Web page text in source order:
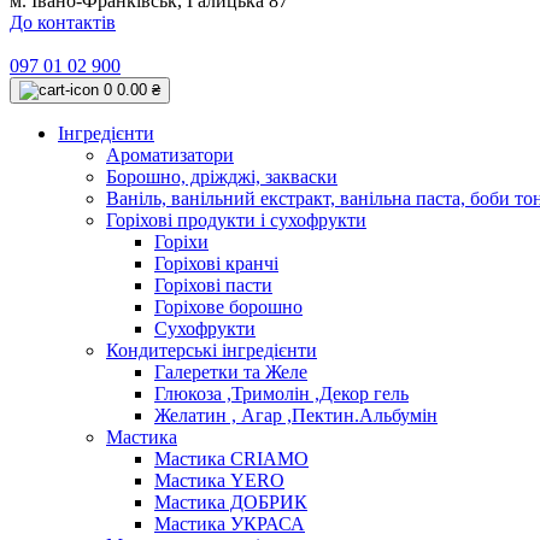
До контактів
097 01 02 900
0 0.00 ₴
Інгредієнти
Ароматизатори
Борошно, дріжджі, закваски
Ваніль, ванільний екстракт, ванільна паста, боби
Горіхові продукти і сухофрукти
Горіхи
Горіхові кранчі
Горіхові пасти
Горіхове борошно
Сухофрукти
Кондитерські інгредієнти
Галеретки та Желе
Глюкоза ,Тримолін ,Декор гель
Желатин , Агар ,Пектин.Альбумін
Мастика
Мастика CRIAMO
Мастика YERO
Мастика ДОБРИК
Мастика УКРАСА